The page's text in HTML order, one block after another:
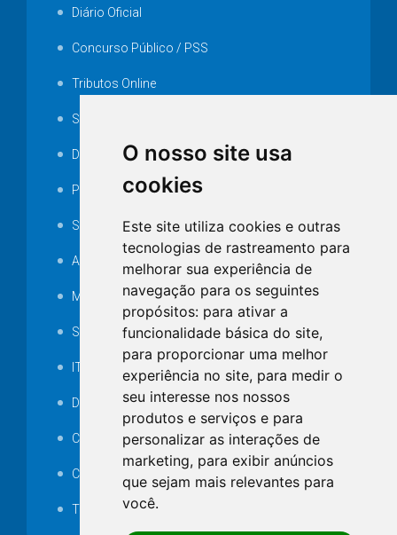
O nosso site usa
cookies
Este site utiliza cookies e outras
tecnologias de rastreamento para
melhorar sua experiência de
navegação para os seguintes
propósitos: para ativar a
funcionalidade básica do site,
para proporcionar uma melhor
experiência no site, para medir o
seu interesse nos nossos
produtos e serviços e para
personalizar as interações de
marketing, para exibir anúncios
que sejam mais relevantes para
você.
Diário Oficial
Concurso Público / PSS
Tributos Online
Serviços ISS-E
Decretos
Portarias
SAMAE
Audiência pública
MANUTENÇÃO DE ILUMINAÇÃO PÚBLICA
Serviços Técnicos TI
ITR
Desapropriações
Catalogo Eletrônico de Padronização
Consórcios Municipais
Telefones Úteis